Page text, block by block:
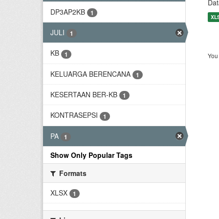
DP3AP2KB 1
JULI 1
KB 1
KELUARGA BERENCANA 1
KESERTAAN BER-KB 1
KONTRASEPSI 1
PA 1
Show Only Popular Tags
Formats
XLSX
1